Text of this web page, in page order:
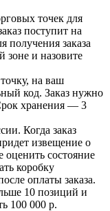
точек для
поступит на
получения заказа
зоне и назовите
на ваш
код. Заказ нужно
хранения — 3
Когда заказ
извещение о
состояние
коробку
оплаты заказа.
10 позиций и
100 000 р.